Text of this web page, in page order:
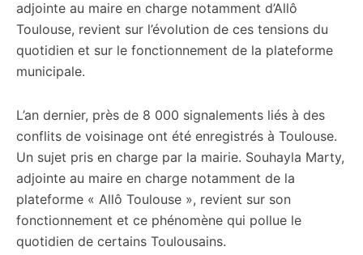
adjointe au maire en charge notamment d’Allô
Toulouse, revient sur l’évolution de ces tensions du
quotidien et sur le fonctionnement de la plateforme
municipale.
L’an dernier, près de 8 000 signalements liés à des
conflits de voisinage ont été enregistrés à Toulouse.
Un sujet pris en charge par la mairie. Souhayla Marty,
adjointe au maire en charge notamment de la
plateforme « Allô Toulouse », revient sur son
fonctionnement et ce phénomène qui pollue le
quotidien de certains Toulousains.